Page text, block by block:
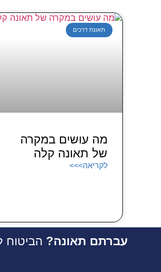
תאונת דרכים
מה עושים במקרה
של תאונה קלה
לקריאה>>>
עברתם תאונה? הביטוח